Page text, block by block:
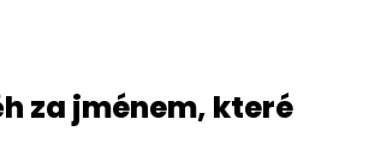
za jménem, které